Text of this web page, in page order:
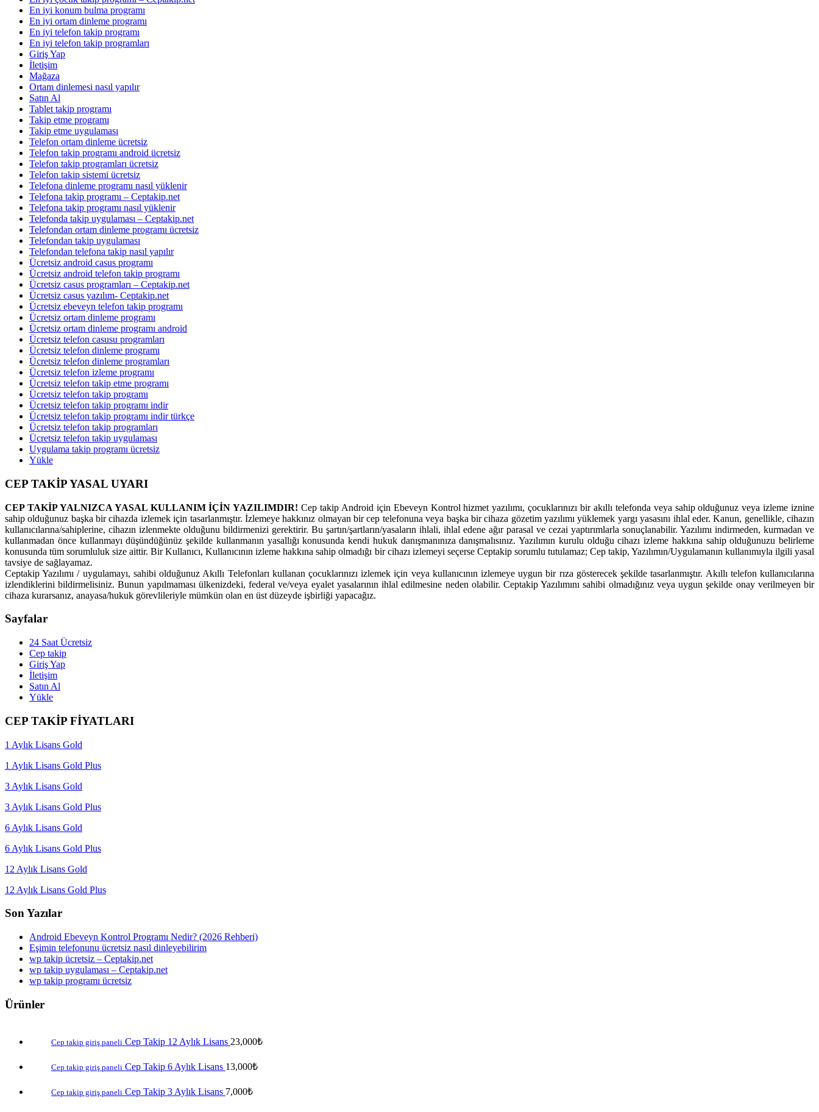
En iyi konum bulma programı
En iyi ortam dinleme programı
En iyi telefon takip programı
En iyi telefon takip programları
Giriş Yap
İletişim
Mağaza
Ortam dinlemesi nasıl yapılır
Satın Al
Tablet takip programı
Takip etme programı
Takip etme uygulaması
Telefon ortam dinleme ücretsiz
Telefon takip programı android ücretsiz
Telefon takip programları ücretsiz
Telefon takip sistemi ücretsiz
Telefona dinleme programı nasıl yüklenir
Telefona takip programı – Ceptakip.net
Telefona takip programı nasıl yüklenir
Telefonda takip uygulaması – Ceptakip.net
Telefondan ortam dinleme programı ücretsiz
Telefondan takip uygulaması
Telefondan telefona takip nasıl yapılır
Ücretsiz android casus programı
Ücretsiz android telefon takip programı
Ücretsiz casus programları – Ceptakip.net
Ücretsiz casus yazılım- Ceptakip.net
Ücretsiz ebeveyn telefon takip programı
Ücretsiz ortam dinleme programı
Ücretsiz ortam dinleme programı android
Ücretsiz telefon casusu programları
Ücretsiz telefon dinleme programı
Ücretsiz telefon dinleme programları
Ücretsiz telefon izleme programı
Ücretsiz telefon takip etme programı
Ücretsiz telefon takip programı
Ücretsiz telefon takip programı indir
Ücretsiz telefon takip programı indir türkçe
Ücretsiz telefon takip programları
Ücretsiz telefon takip uygulaması
Uygulama takip programı ücretsiz
Yükle
CEP TAKİP YASAL UYARI
CEP TAKİP YALNIZCA YASAL KULLANIM İÇİN YAZILIMDIR! Cep takip Android için Ebeveyn Kontrol hizmet yazılımı, çocuklarınızı bir akıllı telefonda veya sahip olduğunuz veya izleme iznine
sahip olduğunuz başka bir cihazda izlemek için tasarlanmıştır. İzlemeye hakkınız olmayan bir cep telefonuna veya başka bir cihaza gözetim yazılımı yüklemek yargı yasasını ihlal eder. Kanun, genellikle, cihazın
kullanıcılarına/sahiplerine, cihazın izlenmekte olduğunu bildirmenizi gerektirir. Bu şartın/şartların/yasaların ihlali, ihlal edene ağır parasal ve cezai yaptırımlarla sonuçlanabilir. Yazılımı indirmeden, kurmadan ve
kullanmadan önce kullanmayı düşündüğünüz şekilde kullanmanın yasallığı konusunda kendi hukuk danışmanınıza danışmalısınız. Yazılımın kurulu olduğu cihazı izleme hakkına sahip olduğunuzu belirleme
konusunda tüm sorumluluk size aittir. Bir Kullanıcı, Kullanıcının izleme hakkına sahip olmadığı bir cihazı izlemeyi seçerse Ceptakip sorumlu tutulamaz; Cep takip, Yazılımın/Uygulamanın kullanımıyla ilgili yasal
tavsiye de sağlayamaz.
Ceptakip Yazılımı / uygulamayı, sahibi olduğunuz Akıllı Telefonları kullanan çocuklarınızı izlemek için veya kullanıcının izlemeye uygun bir rıza gösterecek şekilde tasarlanmıştır. Akıllı telefon kullanıcılarına
izlendiklerini bildirmelisiniz. Bunun yapılmaması ülkenizdeki, federal ve/veya eyalet yasalarının ihlal edilmesine neden olabilir. Ceptakip Yazılımını sahibi olmadığınız veya uygun şekilde onay verilmeyen bir
cihaza kurarsanız, anayasa/hukuk görevlileriyle mümkün olan en üst düzeyde işbirliği yapacağız.
Sayfalar
24 Saat Ücretsiz
Cep takip
Giriş Yap
İletişim
Satın Al
Yükle
CEP TAKİP FİYATLARI
1 Aylık Lisans Gold
1 Aylık Lisans Gold Plus
3 Aylık Lisans Gold
3 Aylık Lisans Gold Plus
6 Aylık Lisans Gold
6 Aylık Lisans Gold Plus
12 Aylık Lisans Gold
12 Aylık Lisans Gold Plus
Son Yazılar
Android Ebeveyn Kontrol Programı Nedir? (2026 Rehberi)
Eşimin telefonunu ücretsiz nasıl dinleyebilirim
wp takip ücretsiz – Ceptakip.net
wp takip uygulaması – Ceptakip.net
wp takip programı ücretsiz
Ürünler
Cep takip giriş paneli Cep Takip 12 Aylık Lisans 23,000₺
Cep takip giriş paneli Cep Takip 6 Aylık Lisans 13,000₺
Cep takip giriş paneli Cep Takip 3 Aylık Lisans 7,000₺